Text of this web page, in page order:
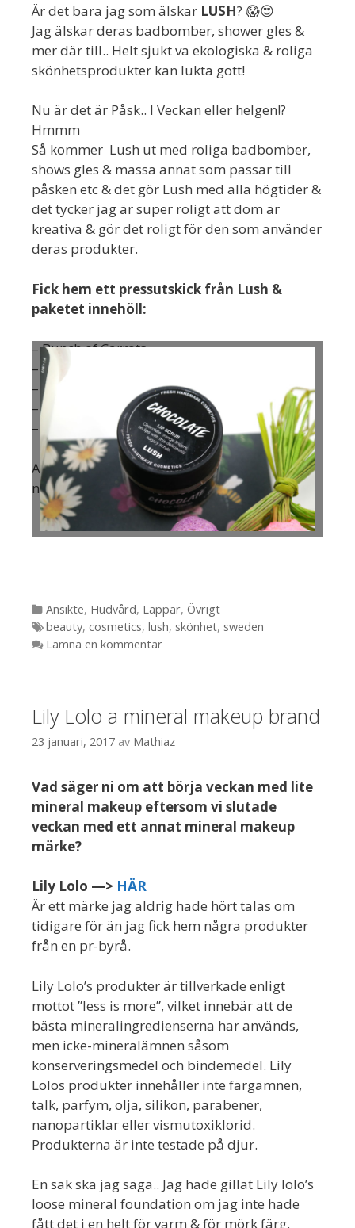
Är det bara jag som älskar LUSH? 😱😍
Jag älskar deras badbomber, shower gles &
mer där till.. Helt sjukt va ekologiska & roliga
skönhetsprodukter kan lukta gott!
Nu är det är Påsk.. I Veckan eller helgen!?
Hmmm
Så kommer Lush ut med roliga badbomber,
shows gles & massa annat som passar till
påsken etc & det gör Lush med alla högtider &
det tycker jag är super roligt att dom är
kreativa & gör det roligt för den som använder
deras produkter.
Fick hem ett pressutskick från Lush &
paketet innehöll:
– Bunch of Carrots
– Shower Gel
– Face Wash Jelly
– Lip Scrub
– Munsköljtabletter
Alla produkter hittar ni på Lush.se eller i
någon av alla deras butiker❤️
Kategorier
Ansikte, Hudvård, Läppar, Övrigt
Etiketter
beauty, cosmetics, lush, skönhet, sweden
Lämna en kommentar
Lily Lolo a mineral makeup brand
23 januari, 2017 av Mathiaz
Vad säger ni om att börja veckan med lite
mineral makeup eftersom vi slutade
veckan med ett annat mineral makeup
märke?
Lily Lolo —> HÄR
Är ett märke jag aldrig hade hört talas om
tidigare för än jag fick hem några produkter
från en pr-byrå.
Lily Lolo’s produkter är tillverkade enligt
mottot ”less is more”, vilket innebär att de
bästa mineralingredienserna har används,
men icke-mineralämnen såsom
konserveringsmedel och bindemedel. Lily
Lolos produkter innehåller inte färgämnen,
talk, parfym, olja, silikon, parabener,
nanopartiklar eller vismutoxiklorid.
Produkterna är inte testade på djur.
En sak ska jag säga.. Jag hade gillat Lily lolo’s
loose mineral foundation om jag inte hade
fått det i en helt för varm & för mörk färg.